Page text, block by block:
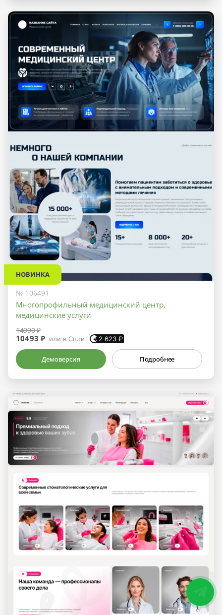
НОВИНКА
№ 106491
Многопрофильный медицинский центр,
медицинские услуги
14990 ₽
10493 ₽ или в Сплит 2 623 ₽
Демоверсия Подробнее